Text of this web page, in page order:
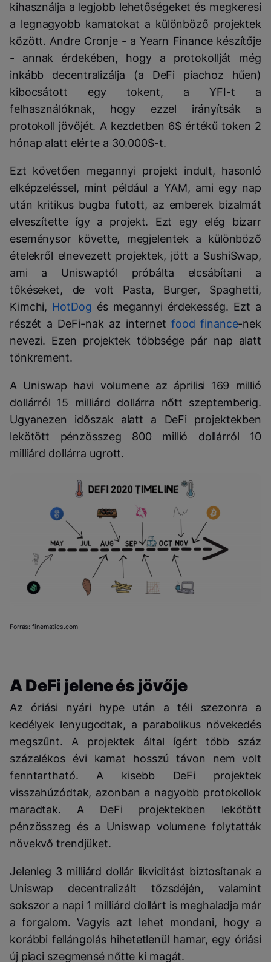
kihasználja a legjobb lehetőségeket és megkeresi
a legnagyobb kamatokat a különböző projektek
között. Andre Cronje - a Yearn Finance készítője
- annak érdekében, hogy a protokollját még
inkább decentralizálja (a DeFi piachoz hűen)
kibocsátott egy tokent, a YFI-t a
felhasználóknak, hogy ezzel irányítsák a
protokoll jövőjét. A kezdetben 6$ értékű token 2
hónap alatt elérte a 30.000$-t.
Ezt követően megannyi projekt indult, hasonló
elképzeléssel, mint például a YAM, ami egy nap
után kritikus bugba futott, az emberek bizalmát
elveszítette így a projekt. Ezt egy elég bizarr
eseménysor követte, megjelentek a különböző
ételekről elnevezett projektek, jött a SushiSwap,
ami a Uniswaptól próbálta elcsábítani a
tőkéseket, de volt Pasta, Burger, Spaghetti,
Kimchi, HotDog és megannyi érdekesség. Ezt a
részét a DeFi-nak az internetfood finance-nek
nevezi. Ezen projektek többsége pár nap alatt
tönkrement.
A Uniswap havi volumene az áprilisi 169 millió
dollárról 15 milliárd dollárra nőtt szeptemberig.
Ugyanezen időszak alatt a DeFi projektekben
lekötött pénzösszeg 800 millió dollárról 10
milliárd dollárra ugrott.
Forrás: finematics.com
A DeFi jelene és jövője
Az óriási nyári hype után a téli szezonra a
kedélyek lenyugodtak, a parabolikus növekedés
megszűnt. A projektek által ígért több száz
százalékos évi kamat hosszú távon nem volt
fenntartható. A kisebb DeFi projektek
visszahúzódtak, azonban a nagyobb protokollok
maradtak. A DeFi projektekben lekötött
pénzösszeg és a Uniswap volumene folytatták
növekvő trendjüket.
Jelenleg 3 milliárd dollár likviditást biztosítanak a
Uniswap decentralizált tőzsdéjén, valamint
sokszor a napi 1 milliárd dollárt is meghaladja már
a forgalom. Vagyis azt lehet mondani, hogy a
korábbi fellángolás hihetetlenül hamar, egy óriási
új piaci szegmensé nőtte ki magát.